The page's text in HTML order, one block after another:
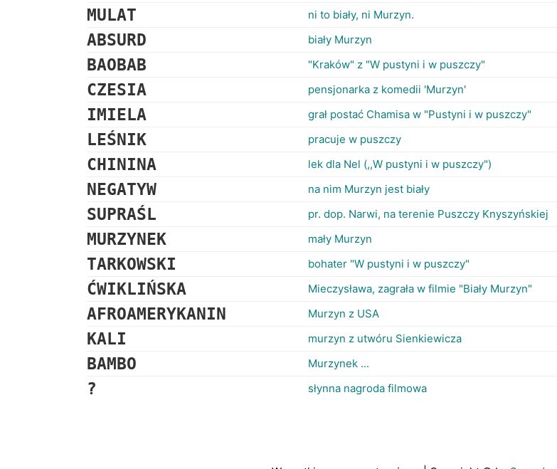
MULAT ni to biały, ni Murzyn.
ABSURD biały Murzyn
BAOBAB "Kraków" z "W pustyni i w puszczy"
CZESIA pensjonarka z komedii 'Murzyn'
IMIELA grał postać Chamisa w "Pustyni i w puszczy"
LEŚNIK pracuje w puszczy
CHININA lek dla Nel (,,W pustyni i w puszczy")
NEGATYW na nim Murzyn jest biały
SUPRAŚL pr. dop. Narwi, na terenie Puszczy Knyszyńskiej
MURZYNEK mały Murzyn
TARKOWSKI bohater "W pustyni i w puszczy"
ĆWIKLIŃSKA Mieczysława, zagrała w filmie "Biały Murzyn"
AFROAMERYKANIN Murzyn z USA
KALI murzyn z utwóru Sienkiewicza
BAMBO Murzynek ...
? słynna nagroda filmowa